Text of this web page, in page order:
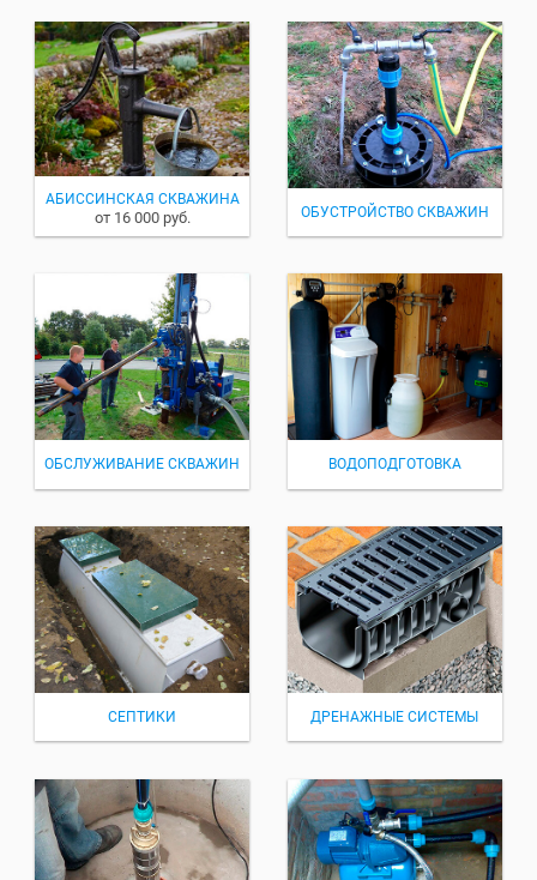
АБИССИНСКАЯ СКВАЖИНА
от 16 000 руб. ОБУСТРОЙСТВО СКВАЖИН
ОБСЛУЖИВАНИЕ СКВАЖИН ВОДОПОДГОТОВКА
СЕПТИКИ ДРЕНАЖНЫЕ СИСТЕМЫ